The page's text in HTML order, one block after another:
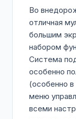
Во
отличная
большим
набором
Система
особенно
(особенно
меню
всеми